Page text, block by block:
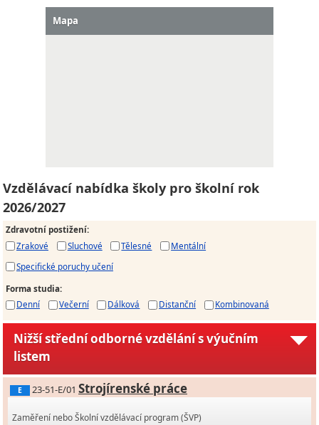
Mapa
Vzdělávací nabídka školy pro školní rok
2026/2027
Zdravotní postižení:
Zrakové
Sluchové Tělesné
Mentální
Specifické poruchy učení
Forma studia:
Denní
Večerní Dálková Distanční Kombinovaná
Nižší střední odborné vzdělání s výučním
listem
E 23-51-E/01 Strojírenské práce
Zaměření nebo Školní vzdělávací program (ŠVP)